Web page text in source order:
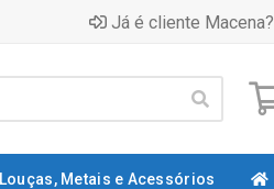
Já é cliente
Louças, Metais e Acessórios